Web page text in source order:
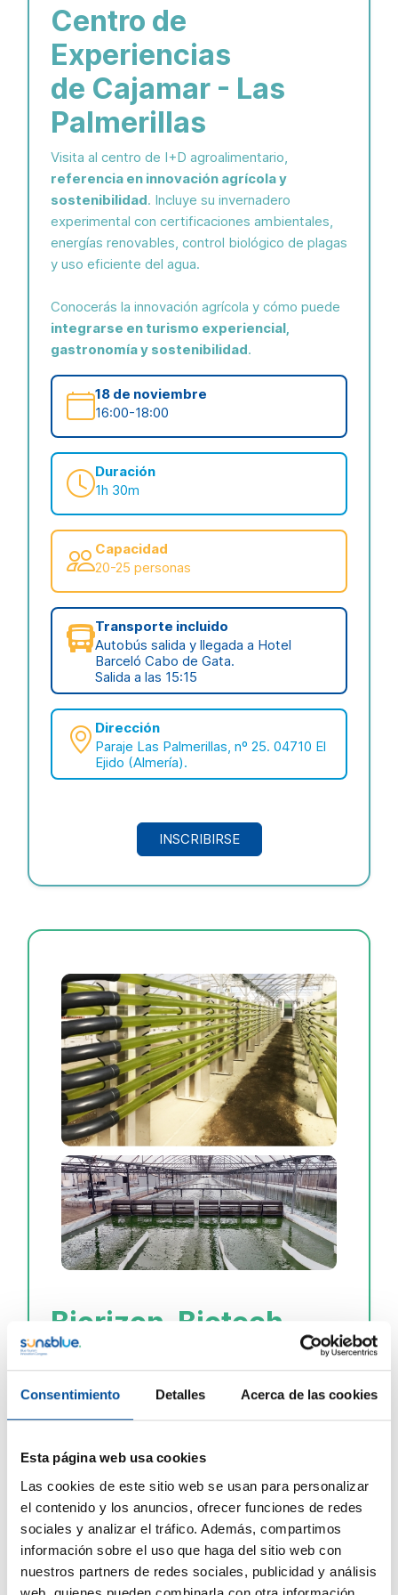
Consentimiento Detalles Acerca de las cookies
Esta página web usa cookies
Las cookies de este sitio web se usan para personalizar
el contenido y los anuncios, ofrecer funciones de redes
sociales y analizar el tráfico. Además, compartimos
información sobre el uso que haga del sitio web con
nuestros partners de redes sociales, publicidad y análisis
Centro de
Experiencias
de Cajamar - Las
Palmerillas
Visita al centro de I+D agroalimentario,
referencia en innovación agrícola y
sostenibilidad. Incluye su invernadero
experimental con certificaciones ambientales,
energías renovables, control biológico de plagas
y uso eficiente del agua.
Conocerás la innovación agrícola y cómo puede
integrarse en turismo experiencial,
gastronomía y sostenibilidad.
18 de noviembre
16:00-18:00
Duración
1h 30m
Capacidad
20-25 personas
Transporte incluido
Autobús salida y llegada a Hotel
Barceló Cabo de Gata.
Salida a las 15:15
Dirección
Paraje Las Palmerillas, nº 25. 04710 El
Ejido (Almería).
INSCRIBIRSE
Biorizon-Biotech.
Innovación en
Microalgas
Visita a la planta de producción y laboratorios
aplicación en agricultura
cosmética y energía. Explicación sobre captura
de CO2 y aprovechamiento integral de la
biomasa.
Mostrará lainnovación biotecnológicacomo